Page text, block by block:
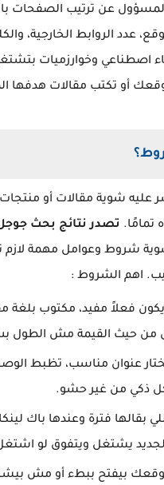
عن ترتيب الصفحات
عدد الروابط الخارجية،
وخوارزميات
أو تكتب مقالات هدفها
عليه شوية مقالات أو
تصدر نتائج بحث
شروط وعوامل مهمة لازم
اهم الشروط :
يكون فعلاً مفيد، مكتوب بلغة
من حيث القيمة مش الطول
عنوان مناسب، تظبط
ذكي من غير حشو.
بقالها فترة وعندها باك
يشتغل ويتفوق لو
بيفتح ببطء أو مش